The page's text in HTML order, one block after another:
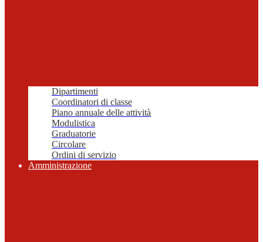
Dipartimenti
Coordinatori di classe
Piano annuale delle attività
Modulistica
Graduatorie
Circolare
Ordini di servizio
Amministrazione